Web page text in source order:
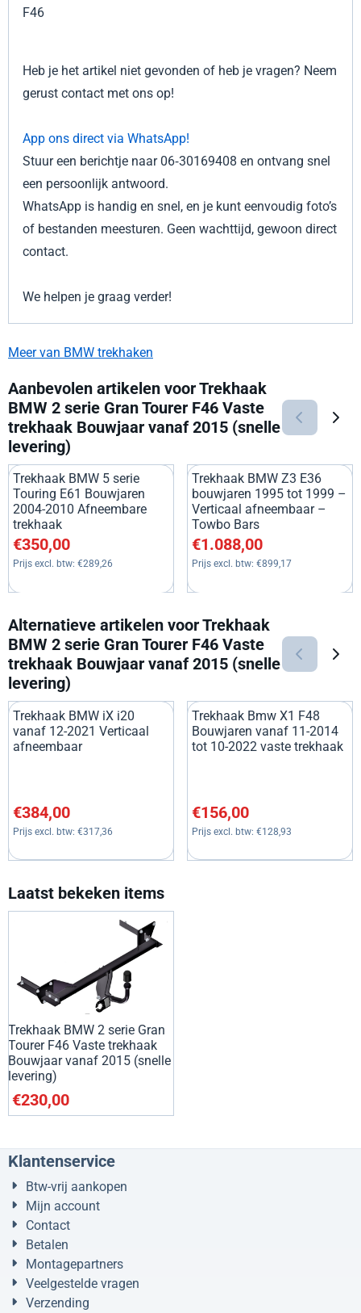
F46
Heb je het artikel niet gevonden of heb je vragen? Neem
gerust contact met ons op!
App ons direct via WhatsApp!
Stuur een berichtje naar 06‑30169408 en ontvang snel
een persoonlijk antwoord.
WhatsApp is handig en snel, en je kunt eenvoudig foto’s
of bestanden meesturen. Geen wachttijd, gewoon direct
contact.
We helpen je graag verder!
Meer van BMW trekhaken
Aanbevolen artikelen voorTrekhaak
BMW 2 serie Gran Tourer F46 Vaste
trekhaak Bouwjaar vanaf 2015 (snelle
levering)
Trekhaak BMW 5 serie
Touring E61 Bouwjaren
2004-2010 Afneembare
trekhaak
Prijs: 350,00, exclusief btw: 289,26
€350,00
Prijs excl. btw: €289,26
Trekhaak BMW Z3 E36
bouwjaren 1995 tot 1999 –
Verticaal afneembaar –
Towbo Bars
Prijs: 1 088,00, exclusief btw:
€1.088,00
Prijs excl. btw: €899,17
Alternatieve artikelen voorTrekhaak
BMW 2 serie Gran Tourer F46 Vaste
trekhaak Bouwjaar vanaf 2015 (snelle
levering)
Trekhaak BMW iX i20
vanaf 12-2021 Verticaal
afneembaar
Prijs: 384,00, exclusief btw: 317,36
€384,00
Prijs excl. btw: €317,36
Trekhaak Bmw X1 F48
Bouwjaren vanaf 11-2014
tot 10-2022 vaste trekhaak
Prijs: 156,00, exclusief btw:
€156,00
Prijs excl. btw: €128,93
Laatst bekeken items
Trekhaak BMW 2 serie Gran
Tourer F46 Vaste trekhaak
Bouwjaar vanaf 2015 (snelle
levering)
€230,00
Klantenservice
Btw-vrij aankopen
Mijn account
Contact
Betalen
Montagepartners
Veelgestelde vragen
Verzending